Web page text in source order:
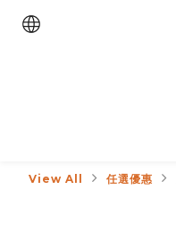
View All 任選優惠